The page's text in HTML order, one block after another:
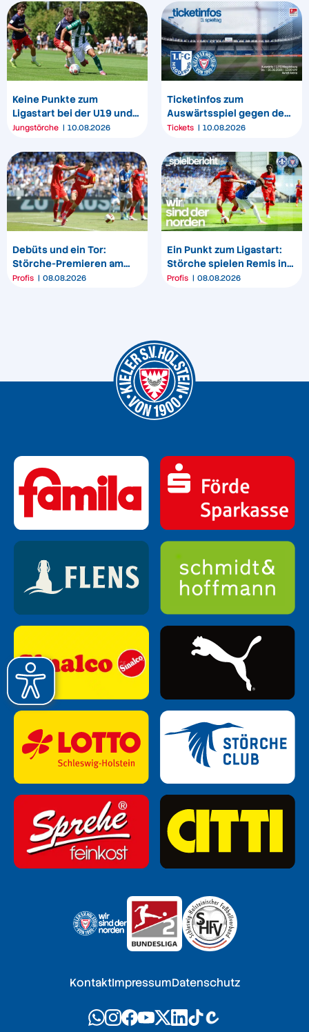
Keine Punkte zum
Ligastart bei der U19 und
U17
Jungstörche 10.08.2026
Ticketinfos zum
Auswärtsspiel gegen den
1. FC Magdeburg
Tickets 10.08.2026
Debüts und ein Tor:
Störche-Premieren am
„Bölle“
Profis 08.08.2026
Ein Punkt zum Ligastart:
Störche spielen Remis in
Darmstadt
Profis 08.08.2026
KontaktImpressumDatenschutz